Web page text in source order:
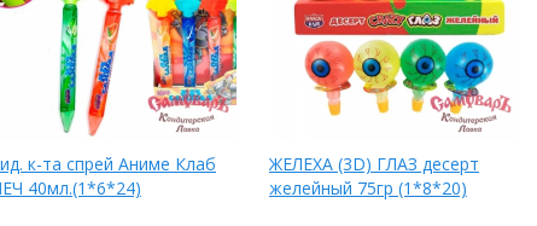
к-та спрей Аниме Клаб
40мл.(1*6*24)
ЖЕЛЕХА (3D) ГЛАЗ десерт
желейный 75гр (1*8*20)